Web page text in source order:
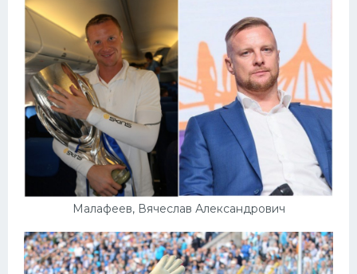
Малафеев, Вячеслав Александрович